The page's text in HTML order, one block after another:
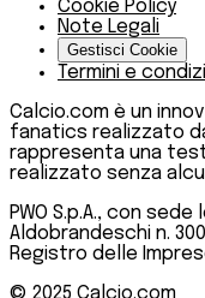
Cookie Policy
Note Legali
Gestisci Cookie
Termini e
Calcio.com è un
fanatics realizzato
rappresenta una
realizzato senza
PWO S.p.A., con
Aldobrandeschi n.
Registro delle Imprese